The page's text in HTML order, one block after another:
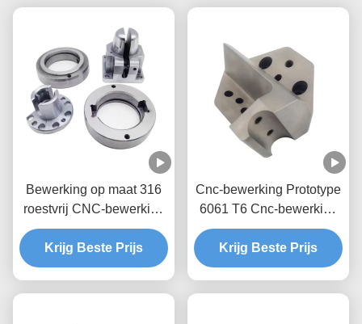
Bewerking op maat 316
roestvrij CNC-bewerking
Prototype Service
Krijg Beste Prijs
Cnc-bewerking Prototype
6061 T6 Cnc-bewerking
voor de medische
industrie
Krijg Beste Prijs